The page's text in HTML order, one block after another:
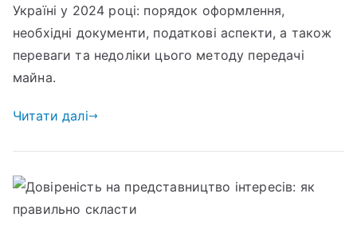
Україні у 2024 році: порядок оформлення,
необхідні документи, податкові аспекти, а також
переваги та недоліки цього методу передачі
майна.
Читати далі